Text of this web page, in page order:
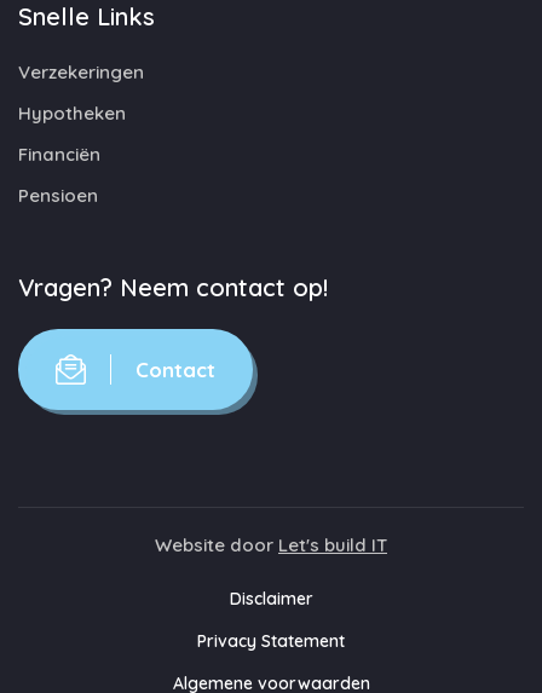
Snelle Links
Verzekeringen
Hypotheken
Financiën
Pensioen
Vragen? Neem contact op!
Contact
Website door Let's build IT
Disclaimer
Privacy Statement
Algemene voorwaarden